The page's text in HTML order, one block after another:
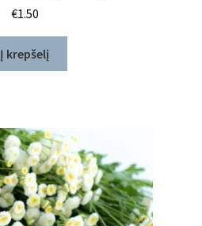
€1.50
Į krepšelį